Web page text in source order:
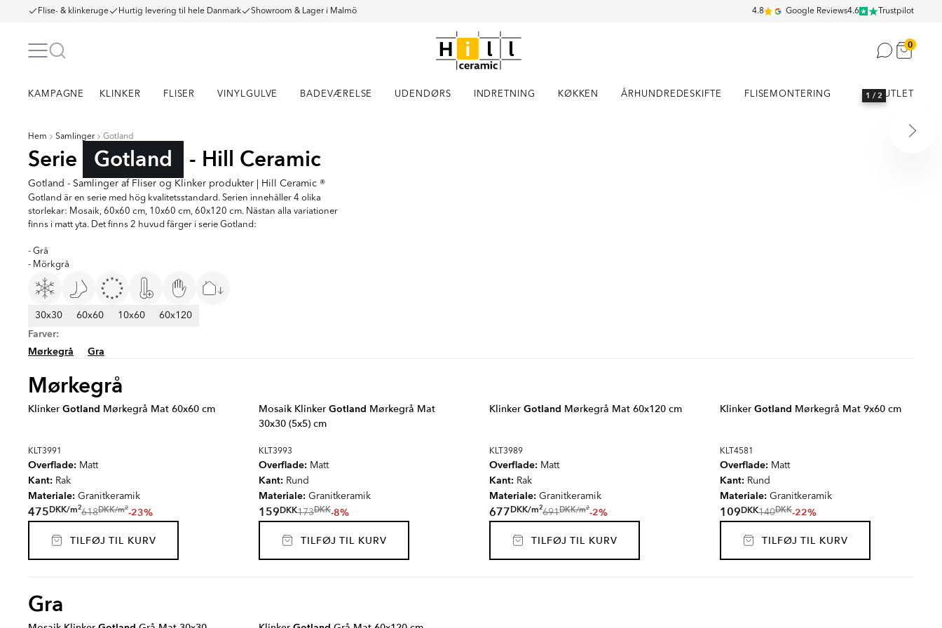
Flise- & klinkeruge Hurtig levering til hele Danmark Showroom & Lager i Malmö 4.8 Google Reviews4.6 Trustpilot
0
KAMPAGNE KLINKER FLISER VINYLGULVE BADEVÆRELSE UDENDØRS INDRETNING KØKKEN ÅRHUNDREDESKIFTE FLISEMONTERING OUTLET
Hem Samlinger Gotland
Serie Gotland - Hill Ceramic
Gotland - Samlinger af Fliser og Klinker produkter | Hill Ceramic ®
Gotland är en serie med hög kvalitetsstandard. Serien innehåller 4 olika
storlekar: Mosaik, 60x60 cm, 10x60 cm, 60x120 cm. Nästan alla variationer
finns i matt yta. Det finns 2 huvud färger i serie Gotland:
- Grå
- Mörkgrå
30x30 60x60 10x60 60x120
Farver:
Mørkegrå
Gra
1 / 2
Mørkegrå
Klinker Gotland Mørkegrå Mat 60x60 cm
KLT3991
Overflade: Matt
Kant: Rak
Materiale: Granitkeramik
475DKK/m2618DKK/m2-23%
TILFØJ TIL KURV
Mosaik Klinker Gotland Mørkegrå Mat
30x30 (5x5) cm
KLT3993
Overflade: Matt
Kant: Rund
Materiale: Granitkeramik
159DKK173DKK-8%
TILFØJ TIL KURV
Klinker Gotland Mørkegrå Mat 60x120 cm
KLT3989
Overflade: Matt
Kant: Rak
Materiale: Granitkeramik
677DKK/m2691DKK/m2-2%
TILFØJ TIL KURV
Klinker Gotland Mørkegrå Mat 9x60 cm
KLT4581
Overflade: Matt
Kant: Rund
Materiale: Granitkeramik
109DKK140DKK-22%
TILFØJ TIL KURV
Gra